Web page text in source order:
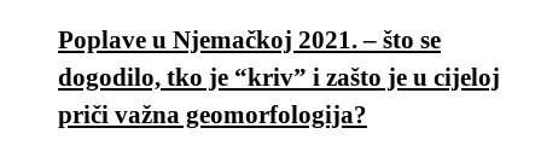
Poplave u Njemačkoj 2021. – što se
dogodilo, tko je “kriv” i zašto je u cijeloj
priči važna geomorfologija?